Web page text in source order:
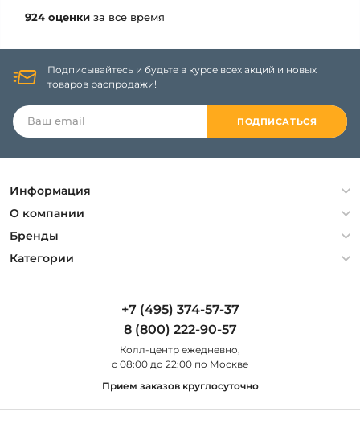
924 оценки за все время
Подписывайтесь и будьте в курсе всех акций и новых
товаров распродажи!
ПОДПИСАТЬСЯ
Информация
Политика конфиденциальности
Гарантия
Оплата и доставка
О компании
О компании
Контакты
Бренды
Artelamp
Категории
Люстры
Уличные светильники
+7 (495) 374-57-37
8 (800) 222-90-57
Колл-центр eжедневно,
с 08:00 до 22:00 по Москве
Прием заказов круглосуточно